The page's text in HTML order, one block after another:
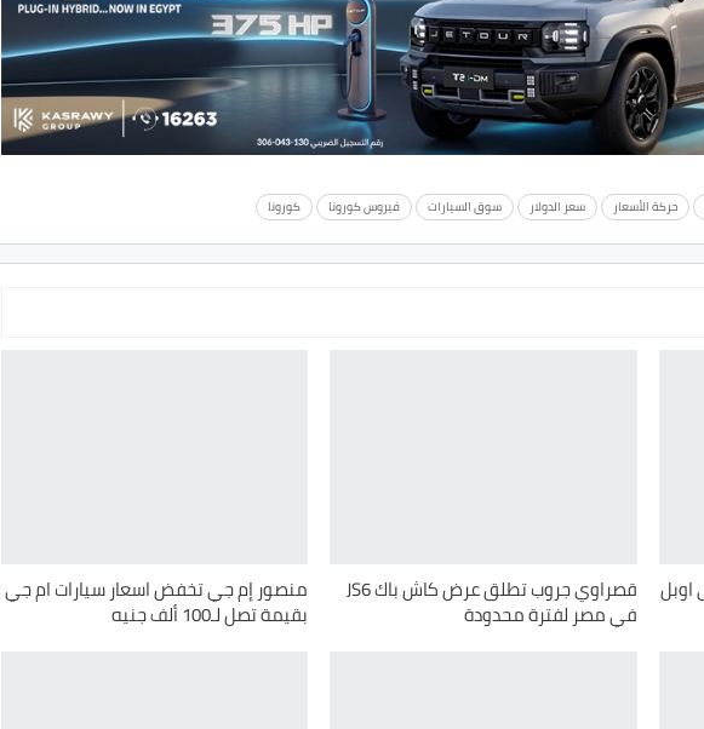
حركة الأسعار سعر الدولار سوق السيارات فيروس كورونا كورونا
على اوبل قصراوي جروب تطلق عرض كاش باك JS6
في مصر لفترة محدودة
منصور إم جي تخفض اسعار سيارات ام جي
بقيمة تصل لـ100 ألف جنيه